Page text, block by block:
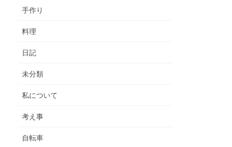
手作り
料理
日記
未分類
私について
考え事
自転車